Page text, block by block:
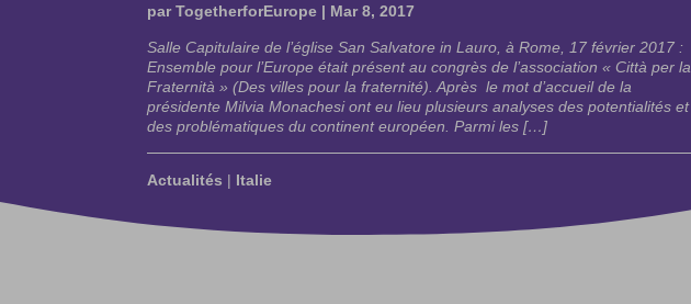
parTogetherforEurope | Mar 8, 2017
Salle Capitulaire de l’église San Salvatore in Lauro, à Rome, 17 février 2017 :
Ensemble pour l’Europe était présent au congrès de l’association « Città per la
Fraternità » (Des villes pour la fraternité). Après le mot d’accueil de la
présidente Milvia Monachesi ont eu lieu plusieurs analyses des potentialités et
des problématiques du continent européen. Parmi les […]
Actualités | Italie